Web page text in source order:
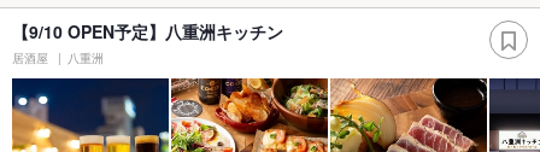
【9/10 OPEN予定】八重洲キッチン
居酒屋 八重洲